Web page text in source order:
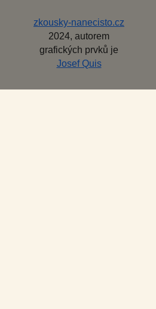
zkousky-nanecisto.cz
2024, autorem
grafických prvků je
Josef Quis